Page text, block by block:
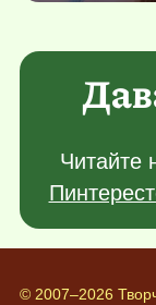
Читайте
© 2007–2026